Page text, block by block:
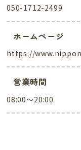
050-1712-2499
ホームページ
https://
営業時間
08:00～20:00